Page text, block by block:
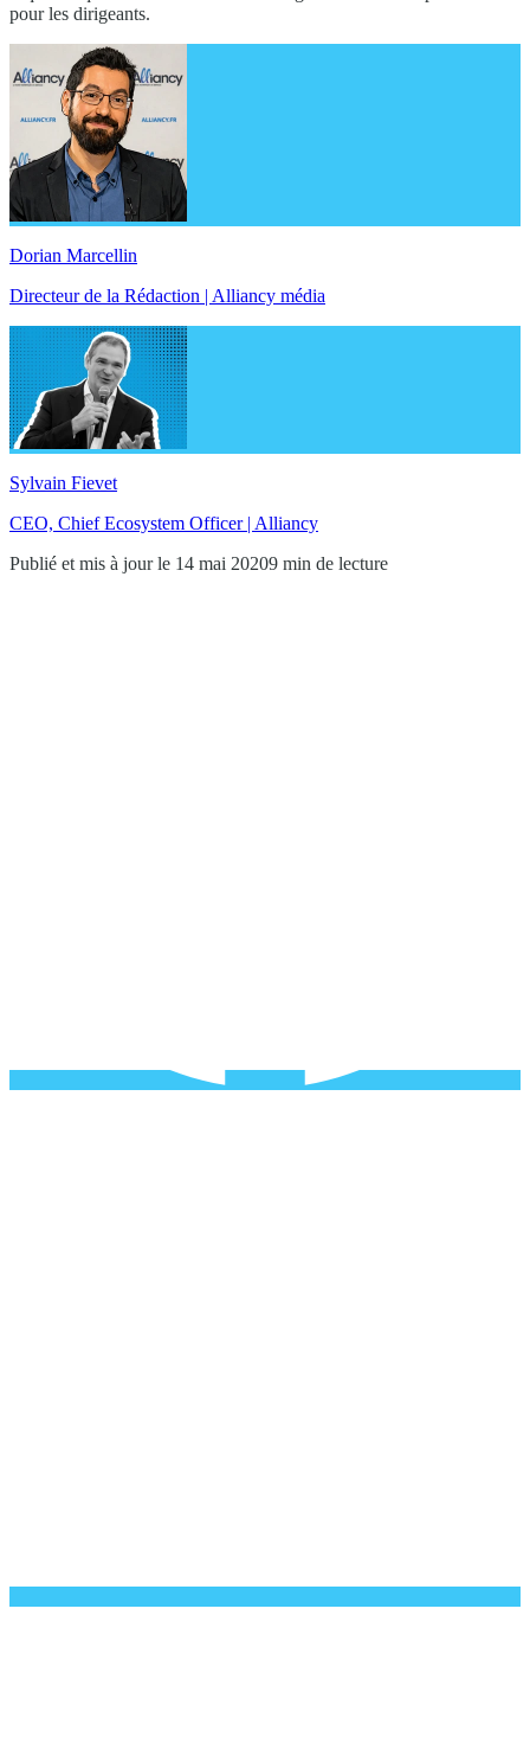
pour les dirigeants.
Dorian Marcellin
Directeur de la Rédaction | Alliancy média
Sylvain Fievet
CEO, Chief Ecosystem Officer | Alliancy
Publié et mis à jour le 14 mai 20209 min de lecture